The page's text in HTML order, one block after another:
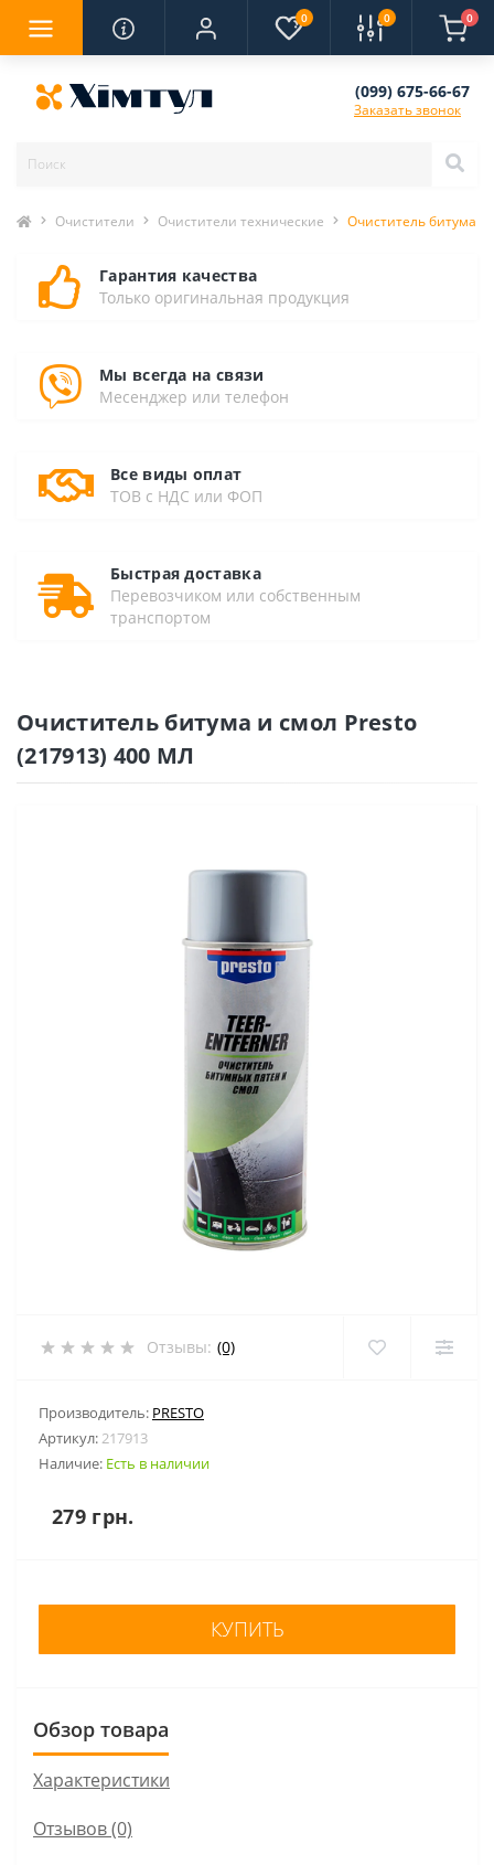
0 0 0
(099) 675-66-67
Заказать звонок
Очистители Очистители технические Очиститель битума
Гарантия качества
Только оригинальная продукция
Мы всегда на связи
Месенджер или телефон
Все виды оплат
ТОВ с НДС или ФОП
Быстрая доставка
Перевозчиком или собственным
транспортом
Очиститель битума и смол Presto
(217913) 400 МЛ
Отзывы: (0)
Производитель: PRESTO
Артикул:217913
Наличие: Есть в наличии
279 грн.
КУПИТЬ
Обзор товара
Характеристики
Отзывов (0)